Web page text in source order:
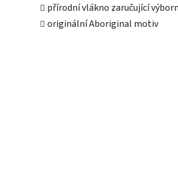
přírodní vlákno zaručující
originální Aboriginal motiv